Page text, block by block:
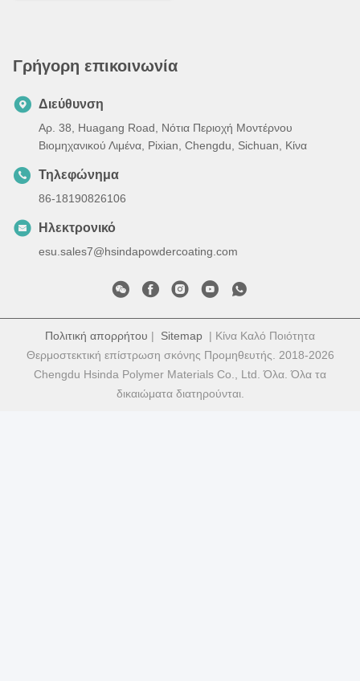
Γρήγορη επικοινωνία
Διεύθυνση
Αρ. 38, Huagang Road, Νότια Περιοχή Μοντέρνου
Βιομηχανικού Λιμένα, Pixian, Chengdu, Sichuan, Κίνα
Τηλεφώνημα
86-18190826106
Ηλεκτρονικό
esu.sales7@hsindapowdercoating.com
Πολιτική απορρήτου | Sitemap | Κίνα Καλό Ποιότητα
Θερμοστεκτική επίστρωση σκόνης Προμηθευτής. 2018-2026
Chengdu Hsinda Polymer Materials Co., Ltd. Όλα. Όλα τα
δικαιώματα διατηρούνται.